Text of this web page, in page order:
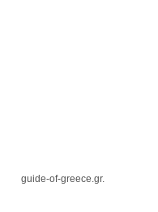
guide-of-greece.gr.